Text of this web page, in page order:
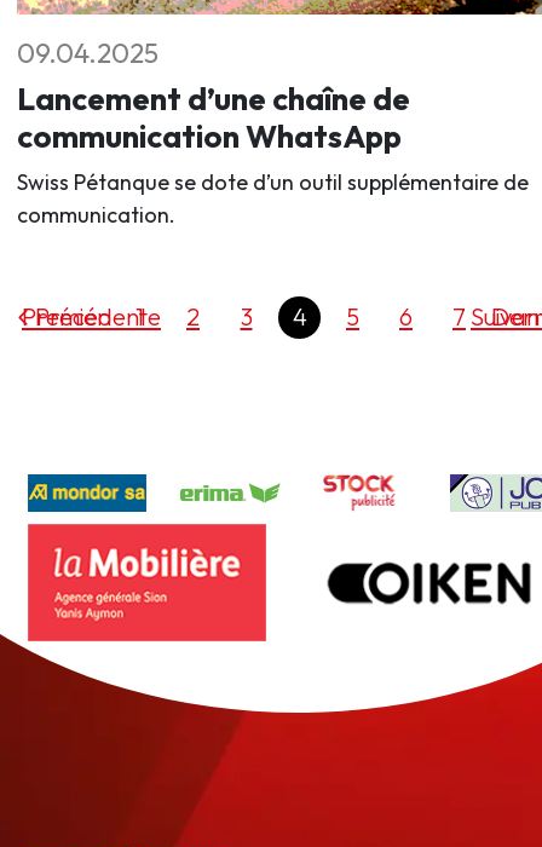
09.04.2025
Lancement d’une chaîne de
communication WhatsApp
Swiss Pétanque se dote d’un outil supplémentaire de
communication.
Précédente
Premier 1 2 3 4 5 6 7